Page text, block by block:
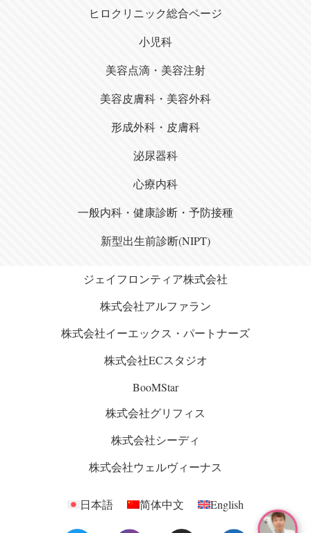
ヒロクリニック総合ページ
小児科
美容点滴・美容注射
美容皮膚科・美容外科
形成外科・皮膚科
泌尿器科
心療内科
一般内科・健康診断・予防接種
新型出生前診断(NIPT)
ジェイフロンティア株式会社
株式会社アルファラン
株式会社イーエックス・パートナーズ
株式会社ECスタジオ
BooMStar
株式会社グリフィス
株式会社シーディ
株式会社ウェルヴィーナス
日本語 简体中文 English